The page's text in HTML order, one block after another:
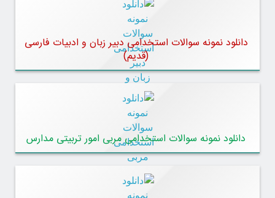
دانلود نمونه سوالات استخدامی دبیر زبان و ادبیات فارسی
(قدیم)
دانلود نمونه سوالات استخدامی مربی امور تربیتی مدارس